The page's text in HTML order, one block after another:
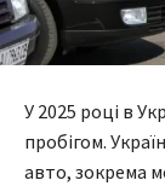
У 2025 році в
пробігом.
авто, зокрема